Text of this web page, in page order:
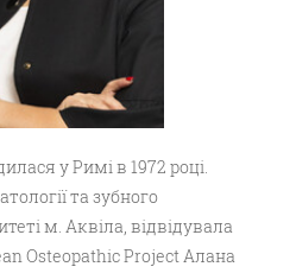
у Римі в 1972 році.
та зубного
м. Аквіла, відвідувала
Osteopathic Project Алана